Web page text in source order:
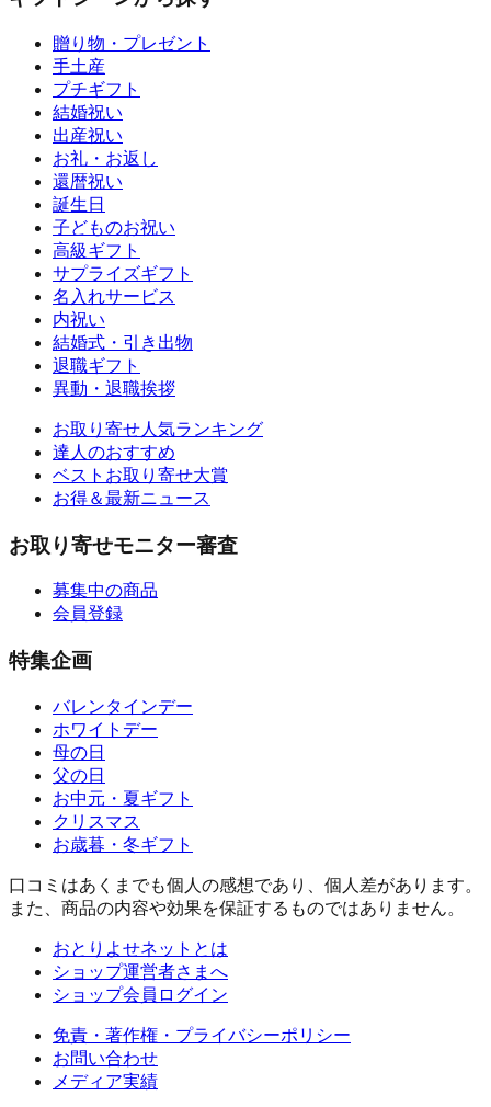
贈り物・プレゼント
手土産
プチギフト
結婚祝い
出産祝い
お礼・お返し
還暦祝い
誕生日
子どものお祝い
高級ギフト
サプライズギフト
名入れサービス
内祝い
結婚式・引き出物
退職ギフト
異動・退職挨拶
お取り寄せ人気ランキング
達人のおすすめ
ベストお取り寄せ大賞
お得＆最新ニュース
お取り寄せモニター審査
募集中の商品
会員登録
特集企画
バレンタインデー
ホワイトデー
母の日
父の日
お中元・夏ギフト
クリスマス
お歳暮・冬ギフト
口コミはあくまでも個人の感想であり、個人差があります。
また、商品の内容や効果を保証するものではありません。
おとりよせネットとは
ショップ運営者さまへ
ショップ会員ログイン
免責・著作権・プライバシーポリシー
お問い合わせ
メディア実績